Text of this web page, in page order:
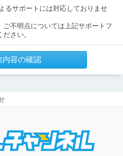
るサポートには対応しておりませ
ご不明点については上記サポートフ
さい。
内容の確認